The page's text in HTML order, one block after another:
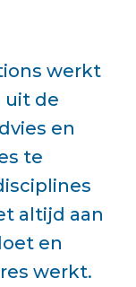
werkt
uit de
en
te
altijd aan
en
werkt.